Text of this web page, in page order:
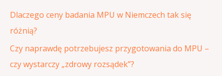
a
Dlaczego ceny badania MPU w Niemczech tak się
różnią?
Czy naprawdę potrzebujesz przygotowania do MPU –
czy wystarczy „zdrowy rozsądek”?